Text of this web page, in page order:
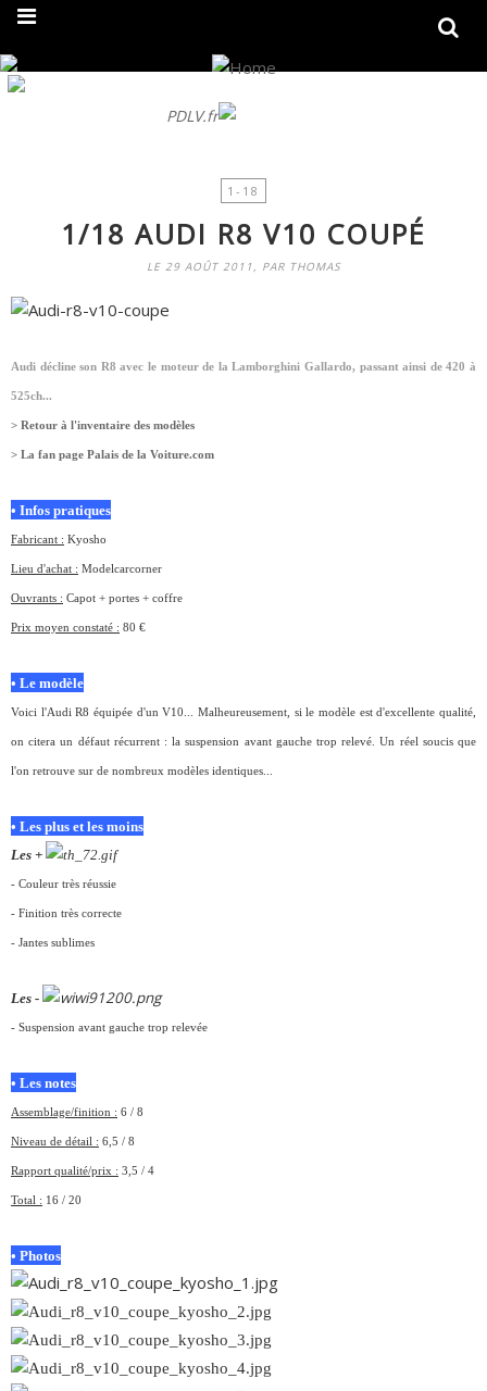
PDLV.fr
1-18
1/18 AUDI R8 V10 COUPÉ
LE 29 AOÛT 2011, PAR THOMAS
Audi décline son R8 avec le moteur de la Lamborghini Gallardo, passant ainsi de 420 à
525ch...
> Retour à l'inventaire des modèles
> La fan page Palais de la Voiture.com
• Infos pratiques
Fabricant : Kyosho
Lieu d'achat : Modelcarcorner
Ouvrants : Capot + portes + coffre
Prix moyen constaté : 80 €
• Le modèle
Voici l'Audi R8 équipée d'un V10... Malheureusement, si le modèle est d'excellente qualité,
on citera un défaut récurrent : la suspension avant gauche trop relevé. Un réel soucis que
l'on retrouve sur de nombreux modèles identiques...
• Les plus et les moins
Les +
- Couleur très réussie
- Finition très correcte
- Jantes sublimes
Les -
- Suspension avant gauche trop relevée
• Les notes
Assemblage/finition : 6 / 8
Niveau de détail : 6,5 / 8
Rapport qualité/prix : 3,5 / 4
Total : 16 / 20
• Photos